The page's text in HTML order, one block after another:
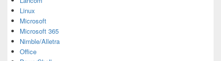
Linux
Microsoft
Microsoft 365
Nimble/Alletra
Office